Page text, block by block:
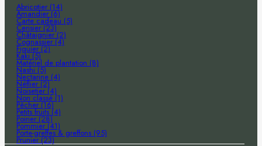
Abricotier (14)
Amandier (6)
Carte cadeau (5)
Cerisier (23)
Châtaignier (2)
Cognassier (4)
Figuier (2)
Kaki (5)
Matériel de plantation (8)
Nashi (5)
Nectarine (4)
Néflier (2)
Noisetier (4)
Non classé (1)
Pêcher (16)
Petits fruits (4)
Poirier (28)
Pommier (41)
Porte-greffes & greffons (95)
Prunier (23)